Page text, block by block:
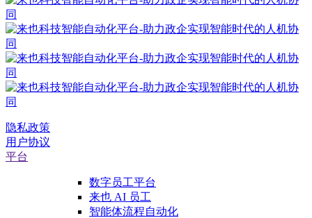
隐私政策
用户协议
平台
数字员工平台
来也 AI 员工
智能体流程自动化